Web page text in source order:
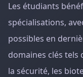
Les étudiants
spécialisations,
possibles en
domaines clés
la sécurité, les